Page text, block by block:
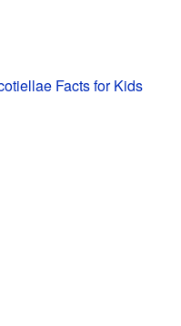
Facts for Kids